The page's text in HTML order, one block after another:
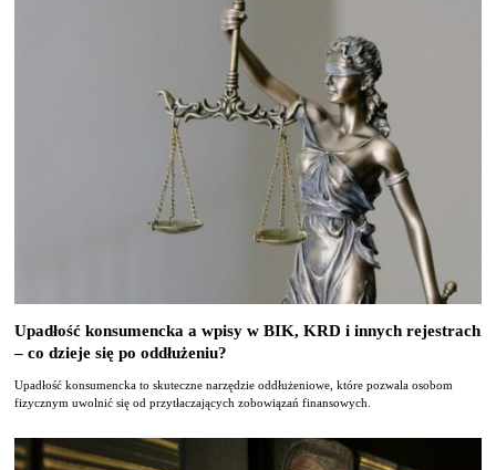
Upadłość konsumencka a wpisy w BIK, KRD i innych rejestrach
– co dzieje się po oddłużeniu?
Upadłość konsumencka to skuteczne narzędzie oddłużeniowe, które pozwala osobom
fizycznym uwolnić się od przytłaczających zobowiązań finansowych.